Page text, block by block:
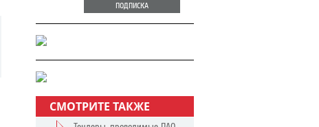
ПОДПИСКА
СМОТРИТЕ ТАКЖЕ